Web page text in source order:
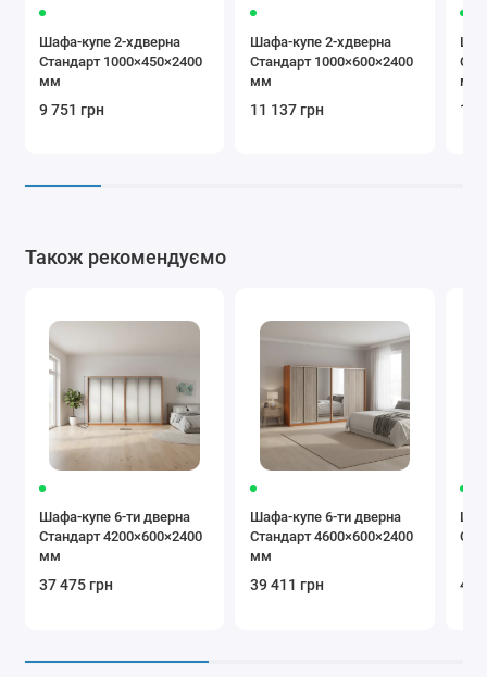
Шафа-купе 2-хдверна
Стандарт 1000×450×2400
мм
9 751 грн
Шафа-купе 2-хдверна
Стандарт 1000×600×2400
мм
11 137 грн
мм
10
Також рекомендуємо
Шафа-купе 6-ти дверна
Стандарт 4200×600×2400
мм
37 475 грн
Шафа-купе 6-ти дверна
Стандарт 4600×600×2400
мм
39 411 грн 40